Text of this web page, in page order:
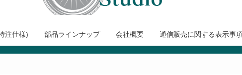
注仕様) 部品ラインナップ 会社概要 通信販売に関する表示事